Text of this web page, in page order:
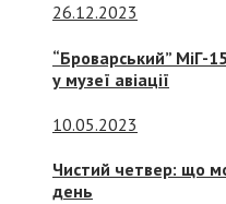
26.12.2023
“Броварський” МіГ-
у музеї авіації
10.05.2023
Чистий четвер: що
день